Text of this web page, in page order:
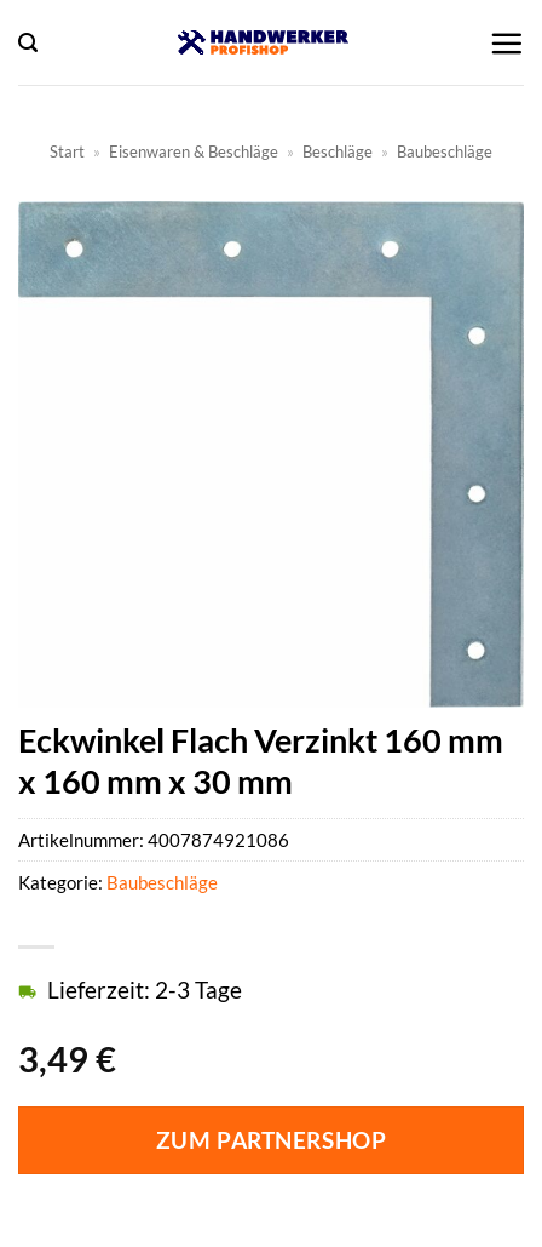
Inhalt
springen
Start » Eisenwaren & Beschläge » Beschläge » Baubeschläge
Eckwinkel Flach Verzinkt 160 mm
x 160 mm x 30 mm
3,49 €
Lieferzeit: 2-3 Tage
ZUM PARTNERSHOP
Artikelnummer: 4007874921086
Kategorie: Baubeschläge